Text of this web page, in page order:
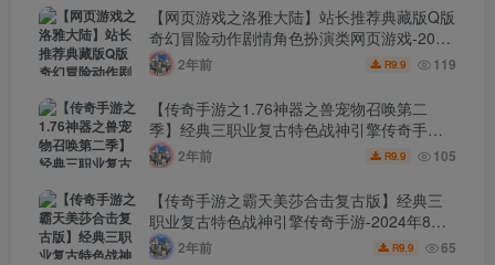
【网页游戏之洛雅大陆】站长推荐典藏版Q版
奇幻冒险动作剧情角色扮演类网页游戏-2024
年8月7日最新打包Wn服务端源码视频架设教
程-微端-GM工具-详细外网教程！
2年前 R9.9 119
【传奇手游之1.76神器之兽宠物召唤第二
季】经典三职业复古特色战神引擎传奇手
游-2024年8月7日最新打包Win服务端源码视
频架设教程-新版GM多功能网页授权物品后
台-GM直冲网页后台-安卓苹果IOS双端版
本！
2年前 R9.9 105
【传奇手游之霸天美莎合击复古版】经典三
职业复古特色战神引擎传奇手游-2024年8月7
日最新打包Win服务端源码视频架设教程-新
2年前 R9.9 65